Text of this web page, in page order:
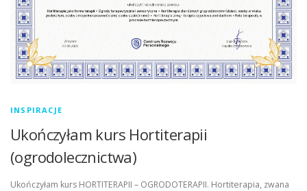
INSPIRACJE
Ukończyłam kurs Hortiterapii
(ogrodolecznictwa)
Ukończyłam kurs HORTITERAPII – OGRODOTERAPII. Hortiterapia, zwana